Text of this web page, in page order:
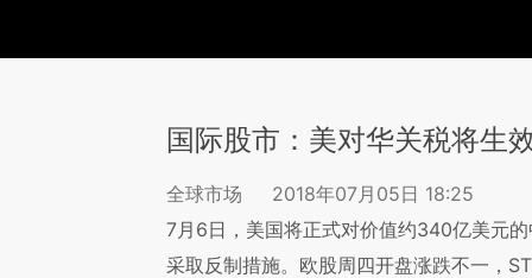
国际股市：美对华关税将生
全球市场
2018年07月05日 18:25
7月6日，美国将正式对价值约340亿美元
采取反制措施。欧股周四开盘涨跌不一，